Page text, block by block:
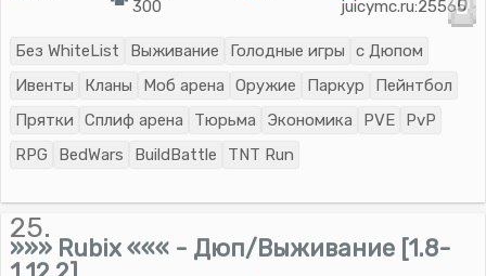
300
juicymc.ru:25565
0
Без WhiteList Выживание Голодные игры
с Дюпом
Ивенты
Кланы Моб арена Оружие Паркур
Пейнтбол
Прятки
Сплиф арена Тюрьма Экономика PVE
PvP
RPG
BedWars BuildBattle TNT Run
25.
»»» Rubix ««« - Дюп/Выживание [1.8-